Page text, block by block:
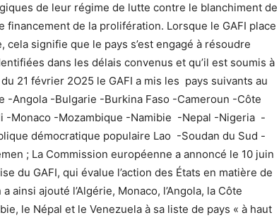
de leur régime de lutte contre le blanchiment de
de la prolifération. Lorsque le GAFI place
signifie que le pays s’est engagé à résoudre
dans les délais convenus et qu’il est soumis à
21 février 2O25 le GAFI a mis les pays suivants au
Angola -Bulgarie -Burkina Faso -Cameroun -Côte
-Monaco -Mozambique -Namibie -Nepal -Nigeria -
démocratique populaire Lao -Soudan du Sud -
; La Commission européenne a annoncé le 10 juin
du GAFI, qui évalue l’action des États en matière de
ajouté l’Algérie, Monaco, l’Angola, la Côte
le Népal et le Venezuela à sa liste de pays « à haut